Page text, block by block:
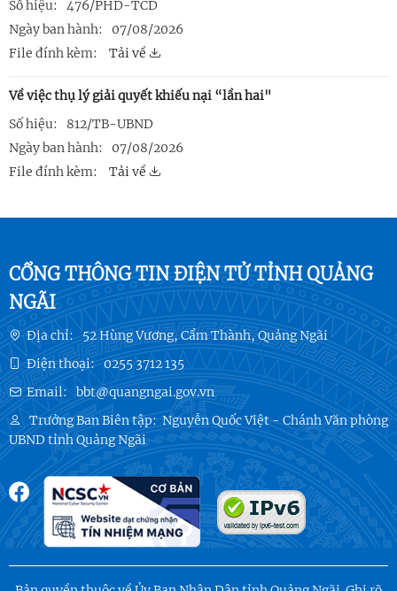
Số hiệu:
476/PHD-TCD
Ngày ban hành:
07/08/2026
File đính kèm:
Tải về
Về việc thụ lý giải quyết khiếu nại “lần hai"
Số hiệu:
812/TB-UBND
Ngày ban hành:
07/08/2026
File đính kèm:
Tải về
CỔNG THÔNG TIN ĐIỆN TỬ TỈNH QUẢNG
NGÃI
Địa chỉ: 52 Hùng Vương, Cẩm Thành, Quảng Ngãi
Điện thoại: 0255 3712 135
Email: bbt@quangngai.gov.vn
Trưởng Ban Biên tập:Nguyễn Quốc Việt - Chánh Văn phòng
UBND tỉnh Quảng Ngãi